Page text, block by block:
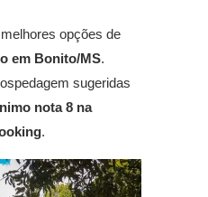
opções de
em Bonito/MS.
sugeridas
nota 8 na
.